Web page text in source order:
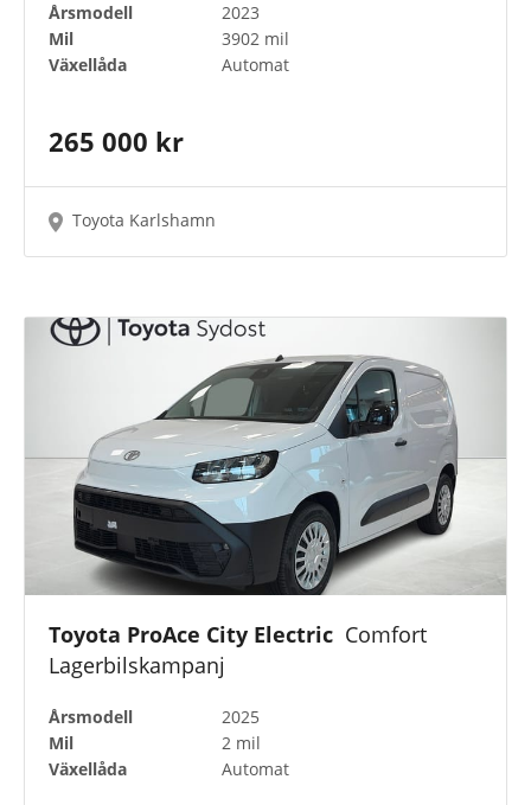
Färger
Årsmodell
2023
Mil
3902 mil
Växellåda
Automat
265 000 kr
Toyota Karlshamn
Toyota ProAce City Electric Comfort
Lagerbilskampanj
Årsmodell
2025
Mil
2 mil
Växellåda
Automat